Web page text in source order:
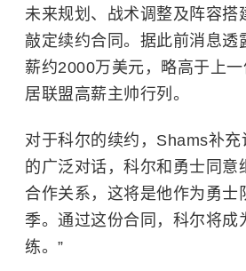
未来规划、战术调整及阵容搭
敲定续约合同。据此前消息透
薪约2000万美元，略高于上
居联盟高薪主帅行列。
对于科尔的续约，Shams补充
的广泛对话，科尔和勇士同意
合作关系，这将是他作为勇士
季。通过这份合同，科尔将成
练。”